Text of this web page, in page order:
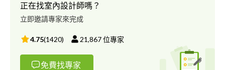
正在找室內設計師嗎？
立即邀請專家來完成
4.75(1420) 21,867位專家
免費找專家